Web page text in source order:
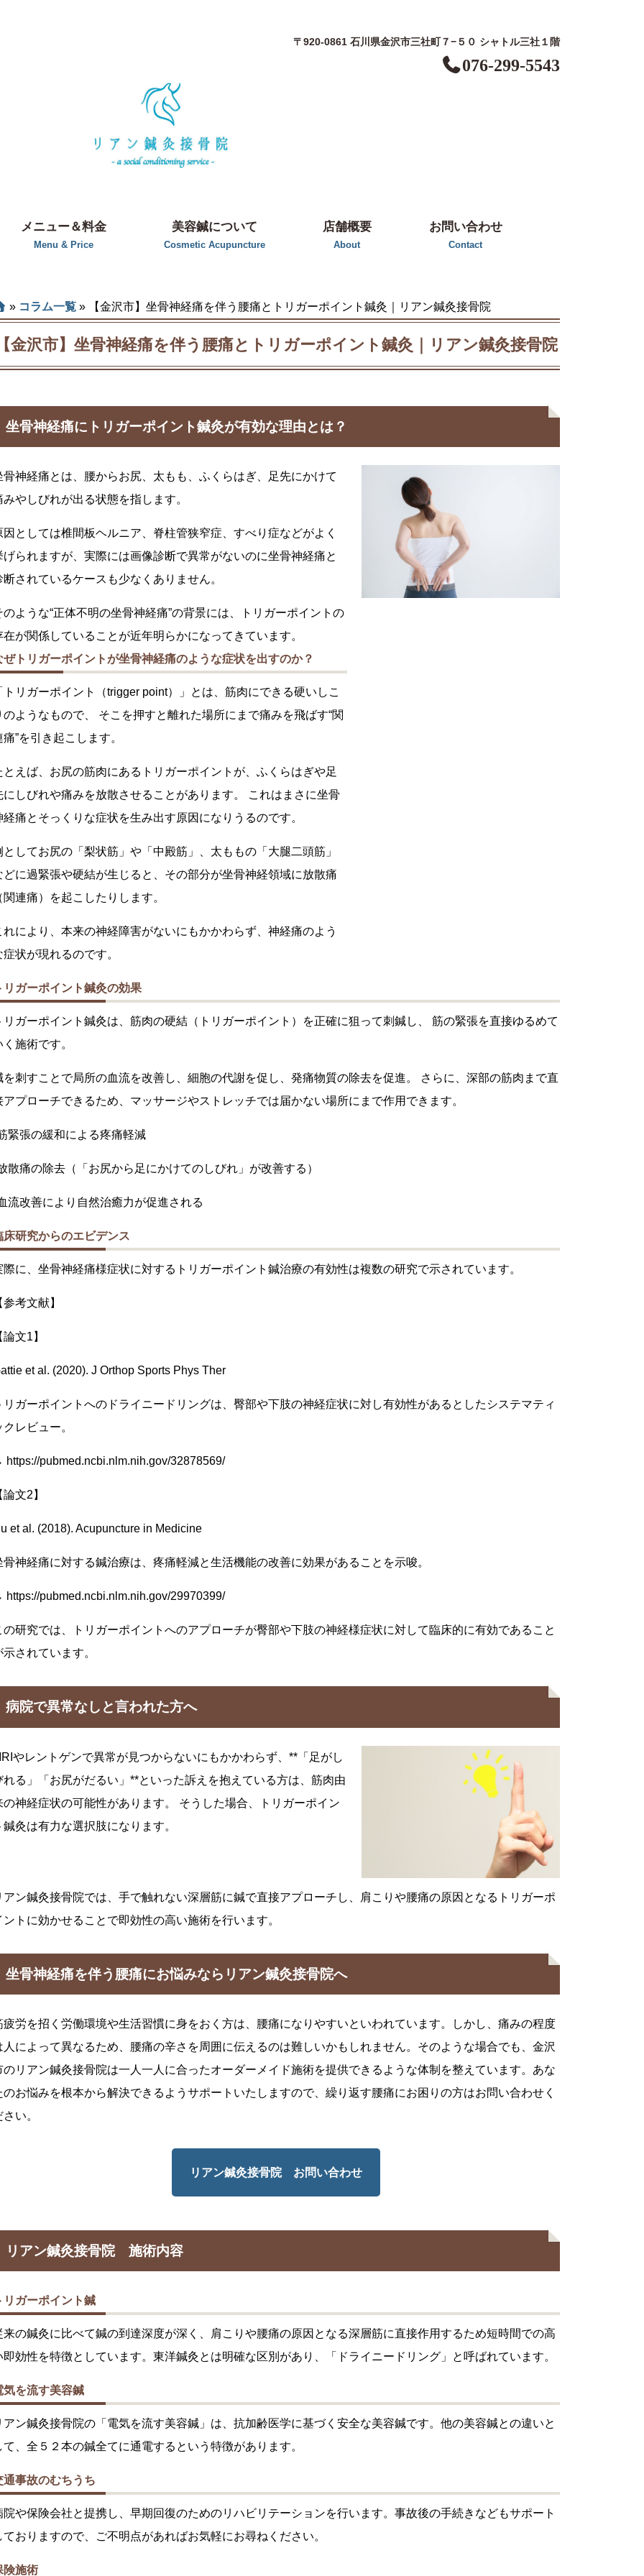
〒920-0861 石川県金沢市三社町７−５０ シャトル三社１階
076-299-5543
メニュー＆料金
Menu & Price
美容鍼について
Cosmetic Acupuncture
店舗概要
About
お問い合わせ
Contact
» コラム一覧 » 【金沢市】坐骨神経痛を伴う腰痛とトリガーポイント鍼灸｜リアン鍼灸接骨院
金沢市】坐骨神経痛を伴う腰痛とトリガーポイント鍼灸｜リアン鍼灸接骨院
坐骨神経痛にトリガーポイント鍼灸が有効な理由とは？
骨神経痛とは、腰からお尻、太もも、ふくらはぎ、足先にかけて
みやしびれが出る状態を指します。
因としては椎間板ヘルニア、脊柱管狭窄症、すべり症などがよく
げられますが、実際には画像診断で異常がないのに坐骨神経痛と
断されているケースも少なくありません。
のような“正体不明の坐骨神経痛”の背景には、トリガーポイントの
在が関係していることが近年明らかになってきています。
ぜトリガーポイントが坐骨神経痛のような症状を出すのか？
トリガーポイント（trigger point）」とは、筋肉にできる硬いしこ
のようなもので、 そこを押すと離れた場所にまで痛みを飛ばす“関
痛”を引き起こします。
とえば、お尻の筋肉にあるトリガーポイントが、ふくらはぎや足
にしびれや痛みを放散させることがあります。 これはまさに坐骨
経痛とそっくりな症状を生み出す原因になりうるのです。
としてお尻の「梨状筋」や「中殿筋」、太ももの「大腿二頭筋」
どに過緊張や硬結が生じると、その部分が坐骨神経領域に放散痛
関連痛）を起こしたりします。
れにより、本来の神経障害がないにもかかわらず、神経痛のよう
症状が現れるのです。
リガーポイント鍼灸の効果
リガーポイント鍼灸は、筋肉の硬結（トリガーポイント）を正確に狙って刺鍼し、 筋の緊張を直接ゆるめて
く施術です。
を刺すことで局所の血流を改善し、細胞の代謝を促し、発痛物質の除去を促進。 さらに、深部の筋肉まで直
アプローチできるため、マッサージやストレッチでは届かない場所にまで作用できます。
緊張の緩和による疼痛軽減
散痛の除去（「お尻から足にかけてのしびれ」が改善する）
流改善により自然治癒力が促進される
床研究からのエビデンス
際に、坐骨神経痛様症状に対するトリガーポイント鍼治療の有効性は複数の研究で示されています。
参考文献】
論文1】
et al. (2020). J Orthop Sports Phys Ther
リガーポイントへのドライニードリングは、臀部や下肢の神経症状に対し有効性があるとしたシステマティ
クレビュー。
pubmed.ncbi.nlm.nih.gov/32878569/
論文2】
et al. (2018). Acupuncture in Medicine
骨神経痛に対する鍼治療は、疼痛軽減と生活機能の改善に効果があることを示唆。
pubmed.ncbi.nlm.nih.gov/29970399/
の研究では、トリガーポイントへのアプローチが臀部や下肢の神経様症状に対して臨床的に有効であること
示されています。
病院で異常なしと言われた方へ
やレントゲンで異常が見つからないにもかかわらず、**「足がし
れる」「お尻がだるい」**といった訴えを抱えている方は、筋肉由
の神経症状の可能性があります。 そうした場合、トリガーポイン
鍼灸は有力な選択肢になります。
アン鍼灸接骨院では、手で触れない深層筋に鍼で直接アプローチし、肩こりや腰痛の原因となるトリガーポ
ントに効かせることで即効性の高い施術を行います。
坐骨神経痛を伴う腰痛にお悩みならリアン鍼灸接骨院へ
疲労を招く労働環境や生活習慣に身をおく方は、腰痛になりやすいといわれています。しかし、痛みの程度
人によって異なるため、腰痛の辛さを周囲に伝えるのは難しいかもしれません。そのような場合でも、金沢
のリアン鍼灸接骨院は一人一人に合ったオーダーメイド施術を提供できるような体制を整えています。あな
のお悩みを根本から解決できるようサポートいたしますので、繰り返す腰痛にお困りの方はお問い合わせく
さい。
リアン鍼灸接骨院 お問い合わせ
リアン鍼灸接骨院 施術内容
リガーポイント鍼
来の鍼灸に比べて鍼の到達深度が深く、肩こりや腰痛の原因となる深層筋に直接作用するため短時間での高
即効性を特徴としています。東洋鍼灸とは明確な区別があり、「ドライニードリング」と呼ばれています。
気を流す美容鍼
アン鍼灸接骨院の「電気を流す美容鍼」は、抗加齢医学に基づく安全な美容鍼です。他の美容鍼との違いと
て、全５２本の鍼全てに通電するという特徴があります。
通事故のむちうち
院や保険会社と提携し、早期回復のためのリハビリテーションを行います。事故後の手続きなどもサポート
ておりますので、ご不明点があればお気軽にお尋ねください。
険施術